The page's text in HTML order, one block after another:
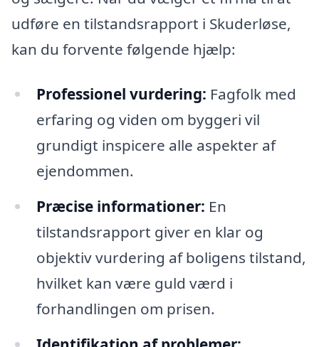
udføre en tilstandsrapport i Skuderløse,
kan du forvente følgende hjælp:
Professionel vurdering: Fagfolk med
erfaring og viden om byggeri vil
grundigt inspicere alle aspekter af
ejendommen.
Præcise informationer: En
tilstandsrapport giver en klar og
objektiv vurdering af boligens tilstand,
hvilket kan være guld værd i
forhandlingen om prisen.